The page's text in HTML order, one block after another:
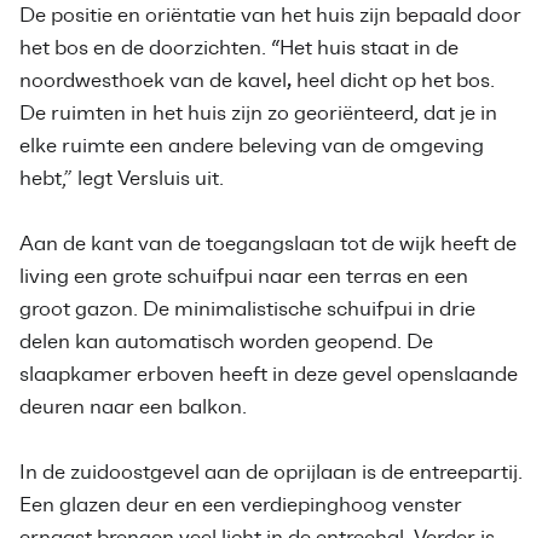
De positie en oriëntatie van het huis zijn bepaald door
het bos en de doorzichten. “Het huis staat in de
noordwesthoek van de kavel, heel dicht op het bos.
De ruimten in het huis zijn zo georiënteerd, dat je in
elke ruimte een andere beleving van de omgeving
hebt,” legt Versluis uit.
Aan de kant van de toegangslaan tot de wijk heeft de
living een grote schuifpui naar een terras en een
groot gazon. De minimalistische schuifpui in drie
delen kan automatisch worden geopend. De
slaapkamer erboven heeft in deze gevel openslaande
deuren naar een balkon.
In de zuidoostgevel aan de oprijlaan is de entreepartij.
Een glazen deur en een verdiepinghoog venster